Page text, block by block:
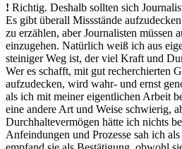
! Richtig. Deshalb sollten sich
Es gibt überall Missstände
zu erzählen, aber Journalisten müssen
einzugehen. Natürlich weiß ich aus
steiniger Weg ist, der viel Kraft und
Wer es schafft, mit gut recherchierten
aufzudecken, wird wahr- und ernst
als ich mit meiner eigentlichen Arbeit
eine andere Art und Weise schwierig,
Durchhaltevermögen hätte ich nichts
Anfeindungen und Prozesse sah ich